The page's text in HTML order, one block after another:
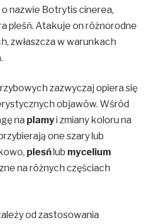
o nazwie Botrytis cinerea,
pleśń. Atakuje on różnorodne
zwłaszcza w warunkach
zazwyczaj opiera się
objawów. Wśród
na plamyi zmiany koloru na
one szary lub
plesń lub mycelium
na różnych częściach
od zastosowania